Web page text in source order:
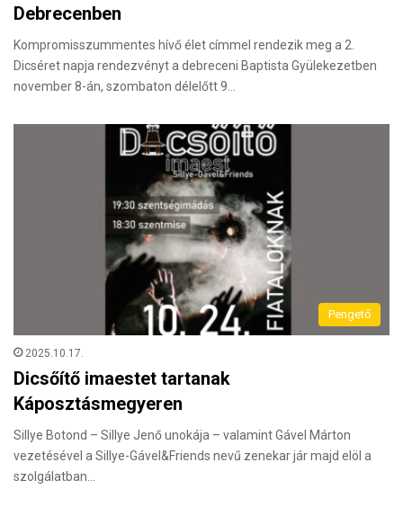
Debrecenben
Kompromisszummentes hívő élet címmel rendezik meg a 2.
Dicséret napja rendezvényt a debreceni Baptista Gyülekezetben
november 8-án, szombaton délelőtt 9…
Pengető
2025.10.17.
Dicsőítő imaestet tartanak
Káposztásmegyeren
Sillye Botond – Sillye Jenő unokája – valamint Gável Márton
vezetésével a Sillye-Gável&Friends nevű zenekar jár majd elöl a
szolgálatban…